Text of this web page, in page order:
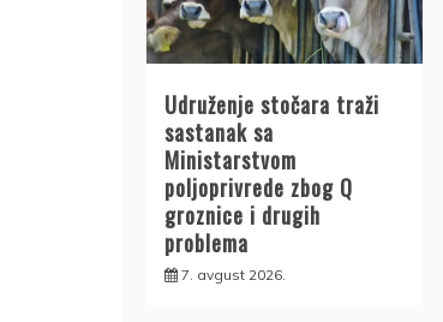
Udruženje stočara traži
sastanak sa
Ministarstvom
poljoprivrede zbog Q
groznice i drugih
problema
7. avgust 2026.